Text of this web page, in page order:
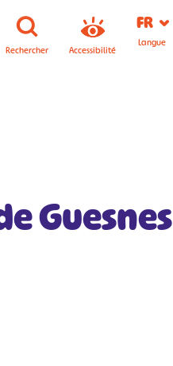
Rechercher Accessibilité
FR
Langue
Guesnes